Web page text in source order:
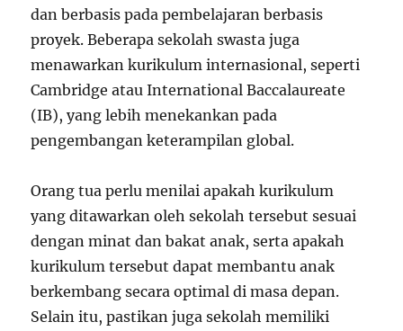
dan berbasis pada pembelajaran berbasis
proyek. Beberapa sekolah swasta juga
menawarkan kurikulum internasional, seperti
Cambridge atau International Baccalaureate
(IB), yang lebih menekankan pada
pengembangan keterampilan global.
Orang tua perlu menilai apakah kurikulum
yang ditawarkan oleh sekolah tersebut sesuai
dengan minat dan bakat anak, serta apakah
kurikulum tersebut dapat membantu anak
berkembang secara optimal di masa depan.
Selain itu, pastikan juga sekolah memiliki